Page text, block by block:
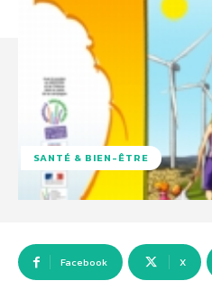
SANTÉ & BIEN-ÊTRE
Facebook X